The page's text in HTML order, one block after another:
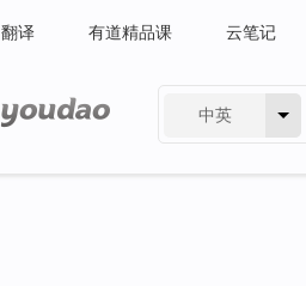
翻译 有道精品课 云笔记
中英